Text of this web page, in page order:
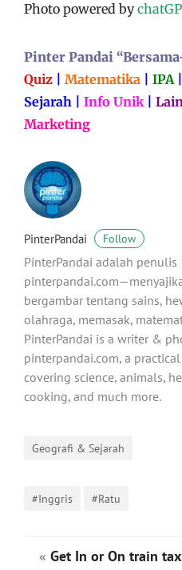
Photo powered by
Pinter Pandai
Quiz
Matematika IPA|
Sejarah
Info Unik
Marketing
PinterPandai Follow
PinterPandai adalah
bergambar tentang sains,
olahraga, memasak,
PinterPandai is a writer &
pinterpandai.com, a
covering science, animals,
cooking, and much more.
Geografi & Sejarah
#Inggris #Ratu
« Get In or On train